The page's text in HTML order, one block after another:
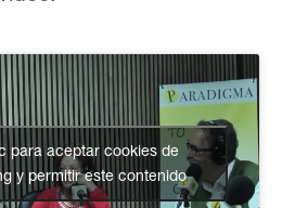
para aceptar cookies de
y permitir este contenido